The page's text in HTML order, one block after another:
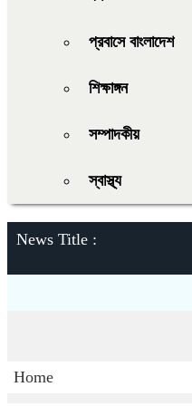
প্রবাসে বাংলাদেশ
শিক্ষাঙ্গন
সম্পাদকীয়
স্বাস্থ্য
News Title :
Home